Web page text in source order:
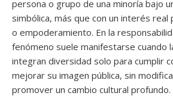
persona o grupo de una minoría bajo
simbólica, más que con un interés real
o empoderamiento. En la
fenómeno suele manifestarse cuando
integran diversidad solo para cumplir
mejorar su imagen pública, sin
promover un cambio cultural profundo.